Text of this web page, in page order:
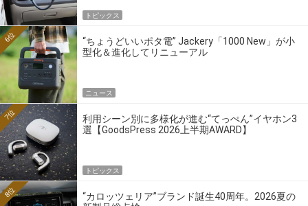
トピックス
“ちょうどいいポタ電” Jackery「1000 New」が小
型化＆進化してリニューアル
6位
ニュース
利用シーン別に多様化が進む“てっぺん”イヤホン3
選【GoodsPress 2026上半期AWARD】
7位
トピックス
“カロッツェリア”ブランド誕生40周年。2026夏の
8位